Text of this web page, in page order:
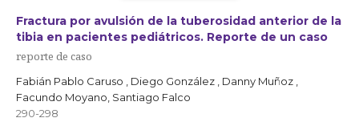
Fractura por avulsión de la tuberosidad anterior de la
tibia en pacientes pediátricos. Reporte de un caso
reporte de caso
Fabián Pablo Caruso , Diego González , Danny Muñoz ,
Facundo Moyano, Santiago Falco
290-298